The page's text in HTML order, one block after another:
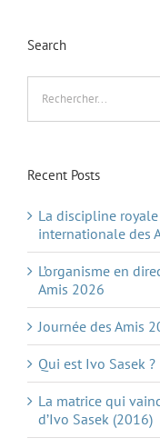
Search
Recent Posts
La discipline
internationale des
L’organisme en
Amis 2026
Journée des Amis
Qui est Ivo Sasek ?
La matrice qui
d’Ivo Sasek (2016)